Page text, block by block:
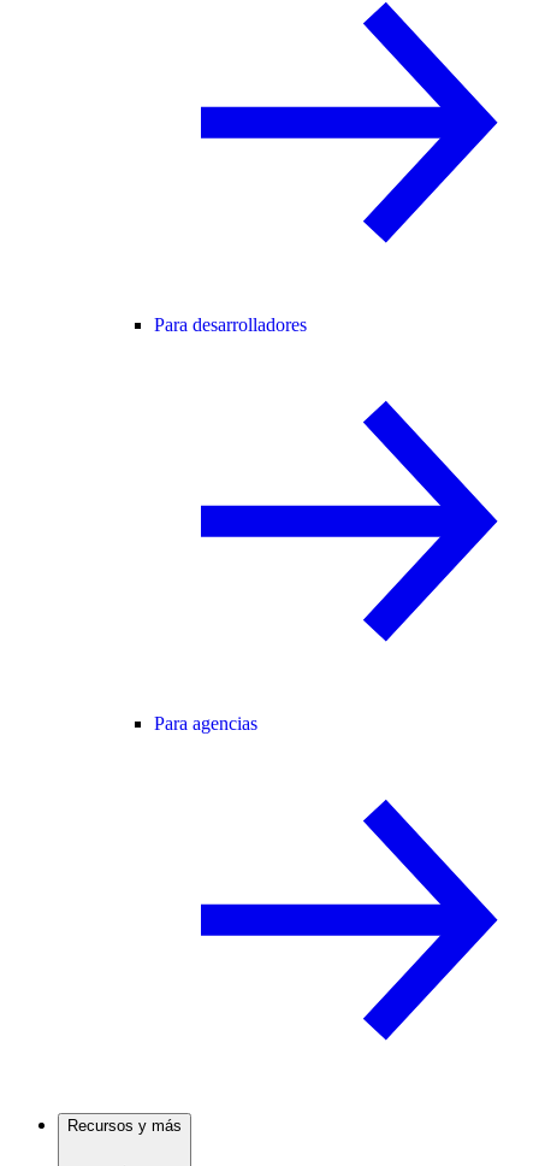
Para desarrolladores
Para agencias
Recursos y más